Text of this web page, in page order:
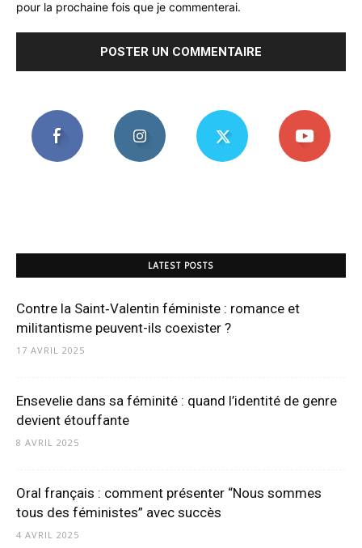
pour la prochaine fois que je commenterai.
LATEST POSTS
Contre la Saint‑Valentin féministe : romance et
militantisme peuvent-ils coexister ?
17 AVRIL 2025
Ensevelie dans sa féminité : quand l’identité de genre
devient étouffante
8 AVRIL 2025
Oral français : comment présenter “Nous sommes
tous des féministes” avec succès
4 AVRIL 2025